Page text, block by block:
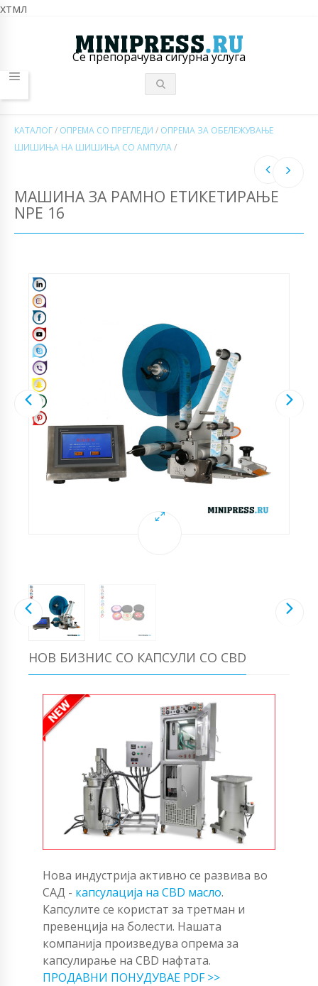
хтмл
Се препорачува сигурна услуга
КАТАЛОГ/ ОПРЕМА СО ПРЕГЛЕДИ / ОПРЕМА ЗА ОБЕЛЕЖУВАЊЕ
ШИШИЊА НА ШИШИЊА СО АМПУЛА/
МАШИНА ЗА РАМНО ЕТИКЕТИРАЊЕ
NPE 16
НОВ БИЗНИС СО КАПСУЛИ СО CBD
Нова индустрија активно се развива во
САД - капсулација на CBD масло.
Капсулите се користат за третман и
превенција на болести. Нашата
компанија произведува опрема за
капсулирање на CBD нафтата.
ПРОДАВНИ ПОНУДУВАЕ PDF >>